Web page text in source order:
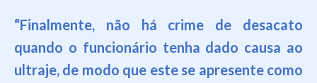
“Finalmente, não há crime de desacato
quando o funcionário tenha dado causa ao
ultraje, de modo que este se apresente como